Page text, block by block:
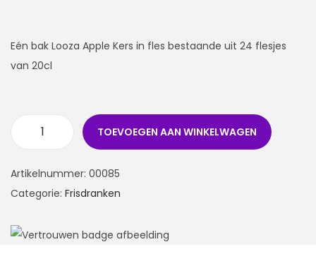
Eén bak Looza Apple Kers in fles bestaande uit 24 flesjes
van 20cl
TOEVOEGEN AAN WINKELWAGEN
Artikelnummer: 00085
Categorie: Frisdranken